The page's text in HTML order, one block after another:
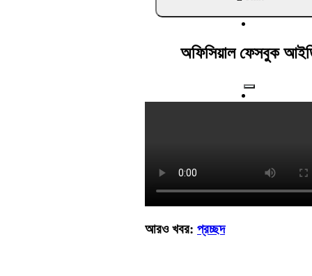
অফিসিয়াল ফেসবুক
আরও খবর: প্রচ্ছদ